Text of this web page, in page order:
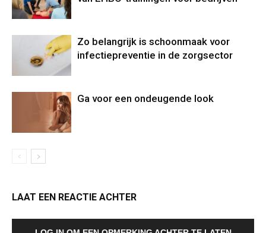
Zo belangrijk is schoonmaak voor
infectiepreventie in de zorgsector
Ga voor een ondeugende look
LAAT EEN REACTIE ACHTER